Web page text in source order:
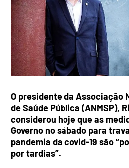
O presidente da Associação
de Saúde Pública (ANMSP),
considerou hoje que as
Governo no sábado para
pandemia da covid-19 são
por tardias”.